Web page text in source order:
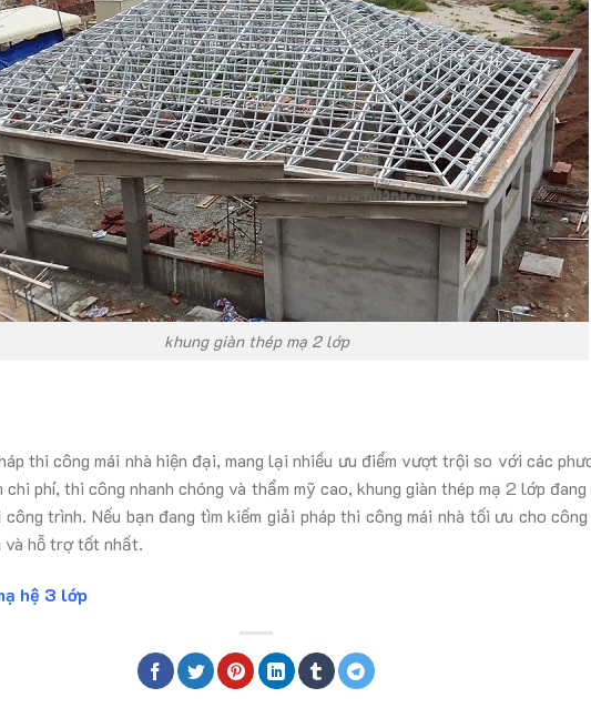
khung giàn thép mạ 2 lớp
thi công mái nhà hiện đại, mang lại nhiều ưu điểm vượt trội so với các
phí, thi công nhanh chóng và thẩm mỹ cao, khung giàn thép mạ 2 lớp
trình. Nếu bạn đang tìm kiếm giải pháp thi công mái nhà tối ưu cho
và hỗ trợ tốt nhất.
hệ 3 lớp